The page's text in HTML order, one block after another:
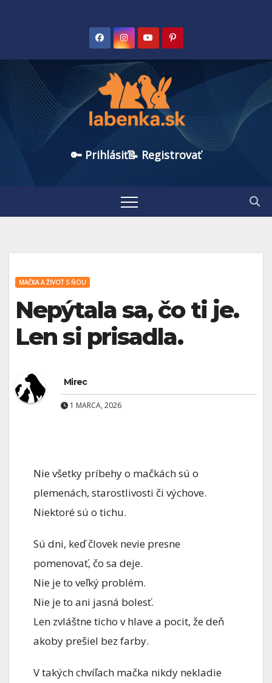
🔑 Prihlásiť📝 Registrovať
MAČKA A ŽIVOT S ŇOU
Nepýtala sa, čo ti je.
Len si prisadla.
Mirec
1 MARCA, 2026
Nie všetky príbehy o mačkách sú o
plemenách, starostlivosti či výchove.
Niektoré sú o tichu.
Sú dni, keď človek nevie presne
pomenovať, čo sa deje.
Nie je to veľký problém.
Nie je to ani jasná bolesť.
Len zvláštne ticho v hlave a pocit, že deň
akoby prešiel bez farby.
V takých chvíľach mačka nikdy nekladie